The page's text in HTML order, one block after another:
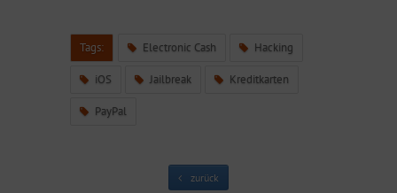
Tags: Electronic Cash Hacking
iOS Jailbreak Kreditkarten
PayPal
zurück